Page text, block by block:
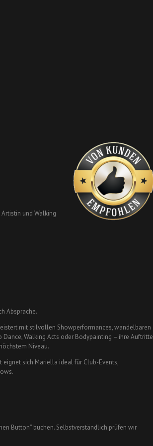
und Walking
Absprache.
mit stilvollen Showperformances, wandelbaren
Walking Acts oder Bodypainting – ihre Auftritte
Niveau.
sich Mariella ideal für Club-Events,
Button” buchen. Selbstverständlich prüfen wir